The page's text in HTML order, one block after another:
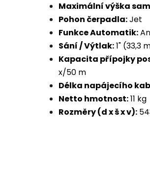
Maximální výška
Pohon čerpadla:Jet
Funkce Automatik:
Sání / Výtlak:1" (33,3
Kapacita přípojky
x/50 m
Délka napájecího
Netto hmotnost:11 kg
Rozměry (d x š x v):